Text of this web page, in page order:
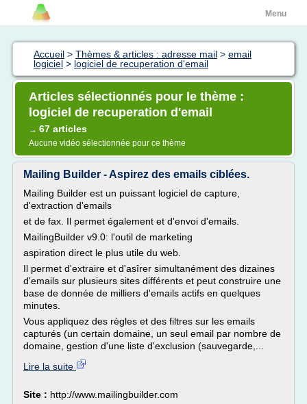
Menu
Accueil > Thèmes & articles : adresse mail > email
logiciel > logiciel de recuperation d'email
Articles sélectionnés pour le thème :
logiciel de recuperation d'email
→ 67 articles
Aucune vidéo sélectionnée pour ce thème
Mailing Builder - Aspirez des emails ciblées.
Mailing Builder est un puissant logiciel de capture,
d'extraction d'emails
et de fax. Il permet également et d'envoi d'emails.
MailingBuilder v9.0: l'outil de marketing
aspiration direct le plus utile du web.
Il permet d'extraire et d'asîrer simultanément des dizaines
d'emails sur plusieurs sites différents et peut construire une
base de donnée de milliers d'emails actifs en quelques
minutes.
Vous appliquez des règles et des filtres sur les emails
capturés (un certain domaine, un seul email par nombre de
domaine, gestion d'une liste d'exclusion (sauvegarde,...
Lire la suite
Site : http://www.mailingbuilder.com